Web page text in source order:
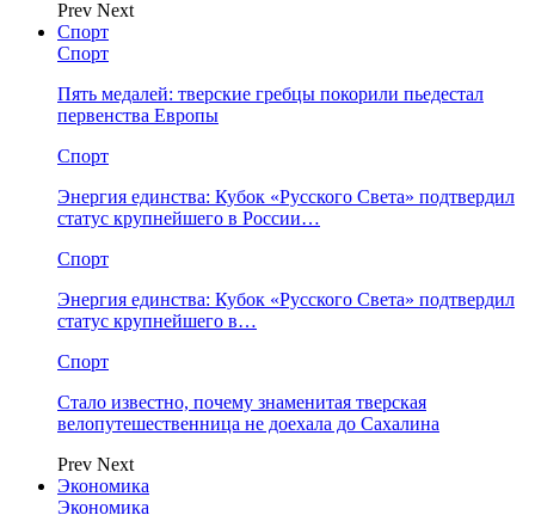
Prev Next
Спорт
Спорт
Пять медалей: тверские гребцы покорили пьедестал
первенства Европы
Спорт
Энергия единства: Кубок «Русского Света» подтвердил
статус крупнейшего в России…
Спорт
Энергия единства: Кубок «Русского Света» подтвердил
статус крупнейшего в…
Спорт
Стало известно, почему знаменитая тверская
велопутешественница не доехала до Сахалина
Prev Next
Экономика
Экономика